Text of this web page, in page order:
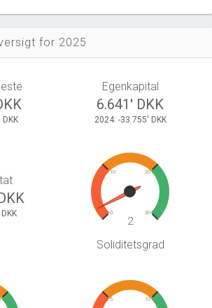
for 2025
Egenkapital
6.641' DKK
2024: -33.755' DKK
0
10 20
30
2
Soliditetsgrad
5 10